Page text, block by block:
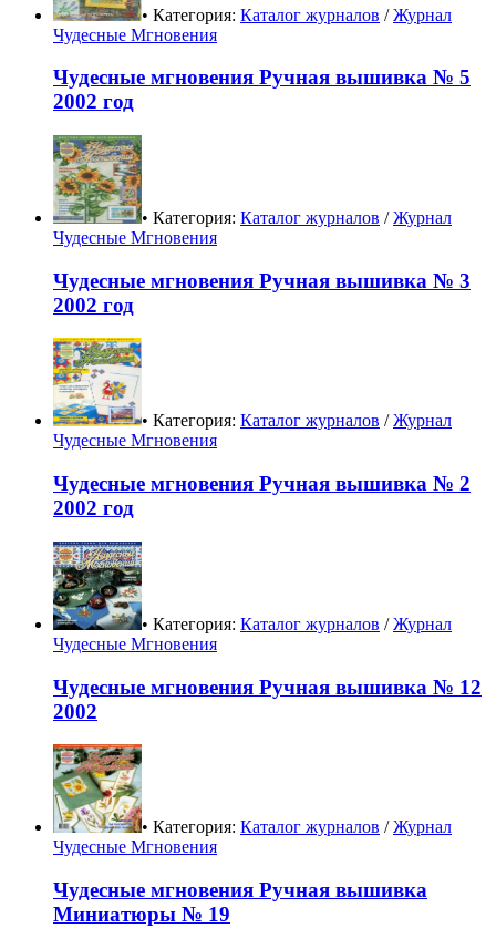
• Категория: Каталог журналов /Журнал
Чудесные Мгновения
Чудесные мгновения Ручная вышивка № 5
2002 год
• Категория: Каталог журналов /Журнал
Чудесные Мгновения
Чудесные мгновения Ручная вышивка № 3
2002 год
• Категория: Каталог журналов /Журнал
Чудесные Мгновения
Чудесные мгновения Ручная вышивка № 2
2002 год
• Категория: Каталог журналов /Журнал
Чудесные Мгновения
Чудесные мгновения Ручная вышивка № 12
2002
• Категория: Каталог журналов /Журнал
Чудесные Мгновения
Чудесные мгновения Ручная вышивка
Миниатюры № 19